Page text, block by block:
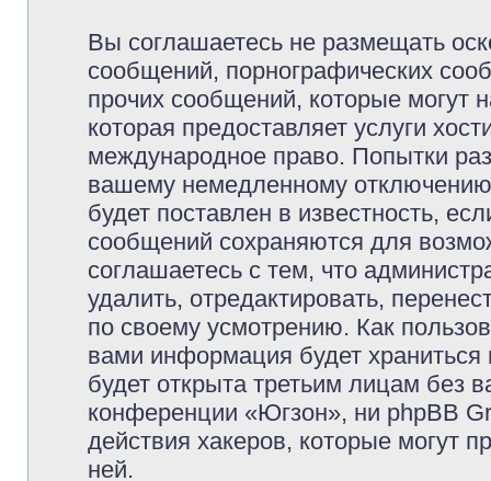
Вы соглашаетесь не размещать
сообщений, порнографических
прочих сообщений, которые могут
которая предоставляет услуги
международное право. Попытки
вашему немедленному
будет поставлен в известность,
сообщений сохраняются для
соглашаетесь с тем, что
удалить, отредактировать,
по своему усмотрению. Как
вами информация будет
будет открыта третьим лицам без
конференции «Югзон», ни phpBB
действия хакеров, которые могут
ней.